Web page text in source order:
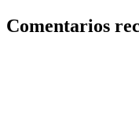
Comentarios